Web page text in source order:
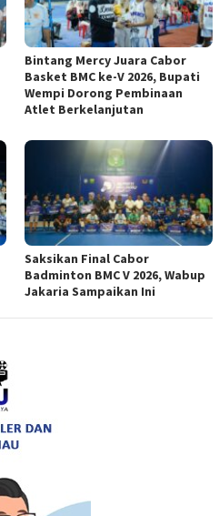
Bintang Mercy Juara Cabor
Basket BMC ke-V 2026, Bupati
Wempi Dorong Pembinaan
Atlet Berkelanjutan
Saksikan Final Cabor
Badminton BMC V 2026, Wabup
Jakaria Sampaikan Ini